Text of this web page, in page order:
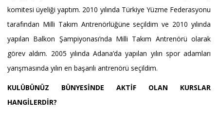
komitesi üyeliği yaptım. 2010 yılında Türkiye Yüzme Federasyonu
tarafından Milli Takım Antrenörlüğüne seçildim ve 2010 yılında
yapılan Balkon Şampiyonası’nda Milli Takım Antrenörü olarak
görev aldım. 2005 yılında Adana’da yapılan yılın spor adamları
yarışmasında yılın en başarılı antrenörü seçildim.
KULÜBÜNÜZ BÜNYESİNDE AKTİF OLAN KURSLAR
HANGİLERDİR?